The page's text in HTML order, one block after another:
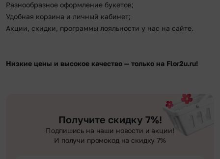
Разнообразное оформление букетов;
Удобная корзина и личный кабинет;
Акции, скидки, программы лояльности у нас на сайте.
Низкие цены и высокое качество — только на Flor2u.ru!
Получите скидку 7%!
Подпишись на наши новости и акции!
И получи промокод на скидку 7%